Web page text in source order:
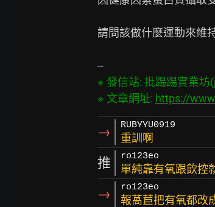
請問該做什麼運動來維
※ 發信站: 批踢踢實業
※ 文章網址: https://
→ RUBYYU0919
重訓啊
推 ro123eo
單純靠有氧跟飲控
→ ro123eo
報萵苣把有氧都改